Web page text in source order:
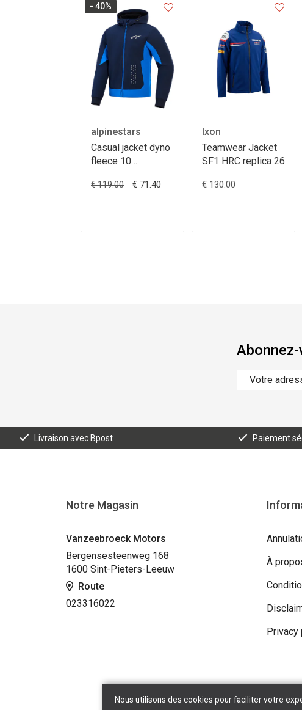
alpinestars
Casual jacket dyno
fleece 10
€ 119.00 € 71.40
- 40%
Ixon
Teamwear Jacket
SF1 HRC replica 26
€ 130.00
Livraison avec Bpost Paiement
Notre Magasin
Vanzeebroeck Motors
Bergensesteenweg 168
1600 Sint-Pieters-Leeuw
Route
023316022
À
Privacy
Nous utilisons des cookies pour faciliter votre